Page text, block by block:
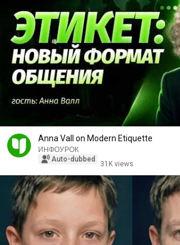
Anna Vall on Modern Etiquette
ИНФОУРОК
Auto-dubbed
31K views